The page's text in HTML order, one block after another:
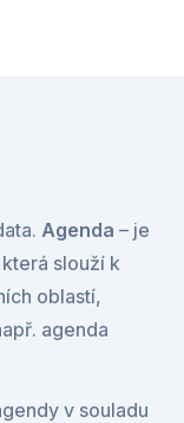
Agenda – je
slouží k
oblastí,
agenda
v souladu